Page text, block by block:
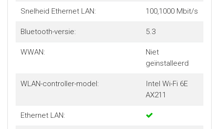
Snelheid Ethernet LAN: 100,1000 Mbit/s
Bluetooth-versie: 5.3
WWAN:
Niet
geïnstalleerd
WLAN-controller-model:
Intel Wi-Fi 6E
AX211
Ethernet LAN: